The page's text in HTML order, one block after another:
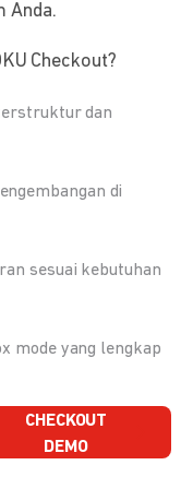
Anda.
Checkout?
dan
di
sesuai kebutuhan
mode yang lengkap
CHECKOUT
DEMO